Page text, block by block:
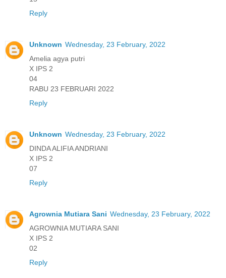
Reply
Unknown Wednesday, 23 February, 2022
Amelia agya putri
X IPS 2
04
RABU 23 FEBRUARI 2022
Reply
Unknown Wednesday, 23 February, 2022
DINDA ALIFIA ANDRIANI
X IPS 2
07
Reply
Agrownia Mutiara Sani Wednesday, 23 February, 2022
AGROWNIA MUTIARA SANI
X IPS 2
02
Reply